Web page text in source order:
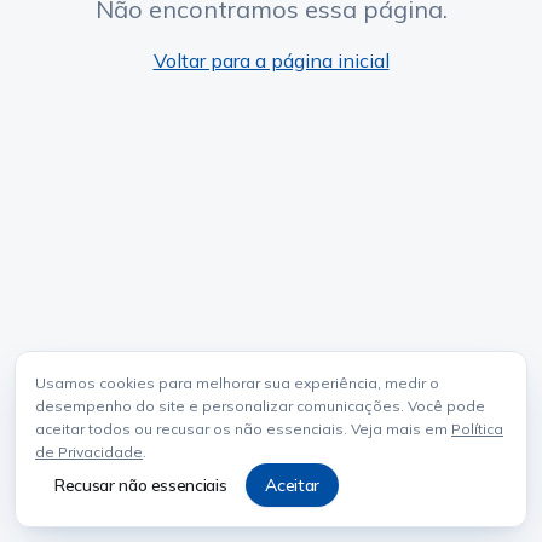
Usamos cookies para melhorar sua experiência, medir o
desempenho do site e personalizar comunicações. Você pode
aceitar todos ou recusar os não essenciais. Veja mais em Política
de Privacidade.
Recusar não essenciais Aceitar
Não encontramos essa página.
Voltar para a página inicial